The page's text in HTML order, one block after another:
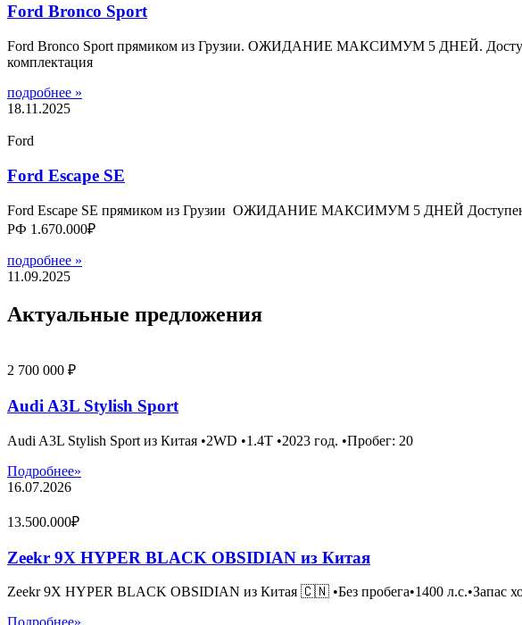
Ford Bronco Sport
Ford Bronco Sport прямиком из Грузии. ОЖИДАНИЕ МАКСИМУМ 5 ДНЕЙ. Доступен
комплектация
подробнее »
18.11.2025
Ford
Ford Escape SE
Ford Escape SE прямиком из Грузии ОЖИДАНИЕ МАКСИМУМ 5 ДНЕЙ Доступен к
РФ 1.670.000₽
подробнее »
11.09.2025
Актуальные предложения
2 700 000 ₽
Audi A3L Stylish Sport
Audi A3L Stylish Sport из Китая •2WD •1.4T •2023 год. •Пробег: 20
Подробнее»
16.07.2026
13.500.000₽
Zeekr 9X HYPER BLACK OBSIDIAN из Китая
Zeekr 9X HYPER BLACK OBSIDIAN из Китая 🇨🇳 •Без пробега•1400 л.с.•Запас